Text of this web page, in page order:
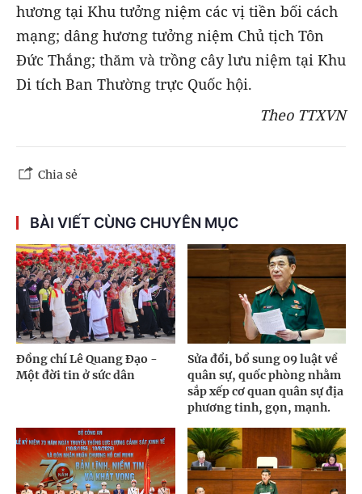
hương tại Khu tưởng niệm các vị tiền bối cách
mạng; dâng hương tưởng niệm Chủ tịch Tôn
Đức Thắng; thăm và trồng cây lưu niệm tại Khu
Di tích Ban Thường trực Quốc hội.
Theo TTXVN
Chia sẻ
BÀI VIẾT CÙNG CHUYÊN MỤC
Đồng chí Lê Quang Đạo -
Một đời tin ở sức dân
Sửa đổi, bổ sung 09 luật về
quân sự, quốc phòng nhằm
sắp xếp cơ quan quân sự địa
phương tinh, gọn, mạnh.